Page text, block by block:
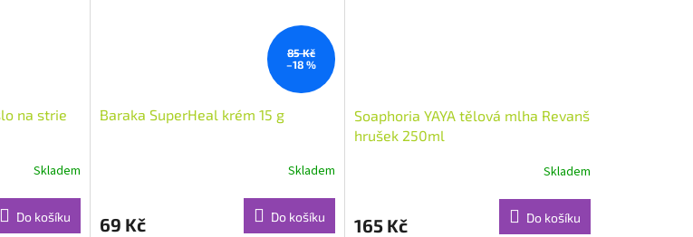
na strie
Skladem
Do košíku
85 Kč
–18 %
Baraka SuperHeal krém 15 g
je
Skladem
69 Kč Do košíku
Soaphoria YAYA tělová mlha Revanš
hrušek 250ml
je
Skladem
165 Kč Do košíku